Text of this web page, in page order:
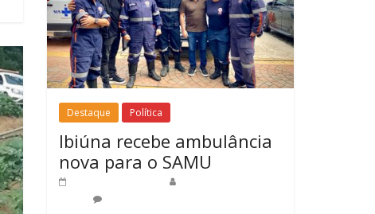
Destaque Política
Ibiúna recebe ambulância
nova para o SAMU